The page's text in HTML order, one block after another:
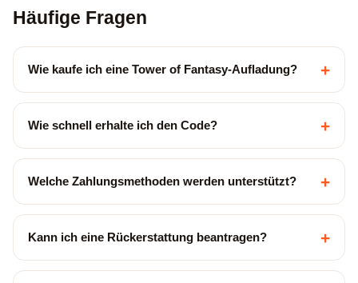
Häufige Fragen
Wie kaufe ich eine Tower of Fantasy-Aufladung? +
Wie schnell erhalte ich den Code? +
Welche Zahlungsmethoden werden unterstützt? +
Kann ich eine Rückerstattung beantragen? +